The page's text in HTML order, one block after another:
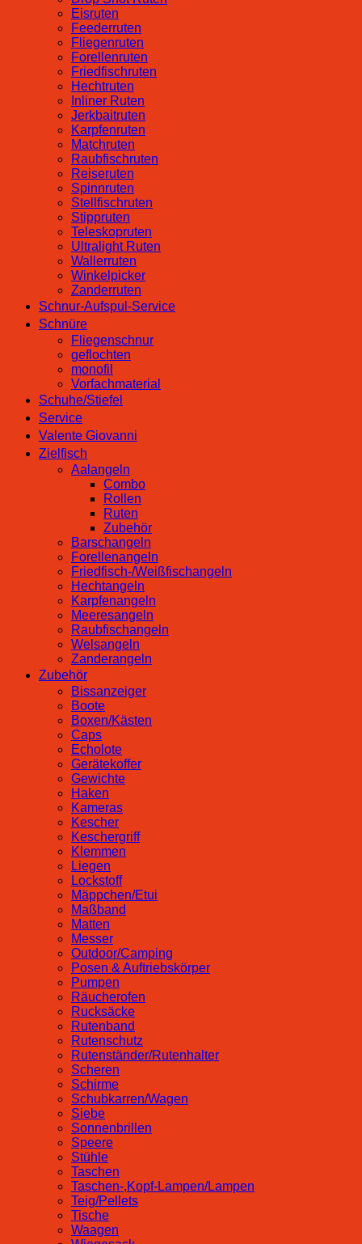
Eisruten
Feederruten
Fliegenruten
Forellenruten
Friedfischruten
Hechtruten
Inliner Ruten
Jerkbaitruten
Karpfenruten
Matchruten
Raubfischruten
Reiseruten
Spinnruten
Stellfischruten
Stippruten
Teleskopruten
Ultralight Ruten
Wallerruten
Winkelpicker
Zanderruten
Schnur-Aufspul-Service
Schnüre
Fliegenschnur
geflochten
monofil
Vorfachmaterial
Schuhe/Stiefel
Service
Valente Giovanni
Zielfisch
Aalangeln
Combo
Rollen
Ruten
Zubehör
Barschangeln
Forellenangeln
Friedfisch-/Weißfischangeln
Hechtangeln
Karpfenangeln
Meeresangeln
Raubfischangeln
Welsangeln
Zanderangeln
Zubehör
Bissanzeiger
Boote
Boxen/Kästen
Caps
Echolote
Gerätekoffer
Gewichte
Haken
Kameras
Kescher
Keschergriff
Klemmen
Liegen
Lockstoff
Mäppchen/Etui
Maßband
Matten
Messer
Outdoor/Camping
Posen & Auftriebskörper
Pumpen
Räucherofen
Rucksäcke
Rutenband
Rutenschutz
Rutenständer/Rutenhalter
Scheren
Schirme
Schubkarren/Wagen
Siebe
Sonnenbrillen
Speere
Stühle
Taschen
Taschen-,Kopf-Lampen/Lampen
Teig/Pellets
Tische
Waagen